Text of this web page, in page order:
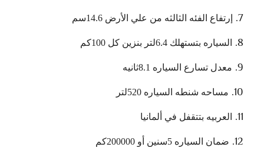
إرتفاع الفئه الثالثه من علي الأرض 14.6سم
السياره بتستهلك 6.4لتر بنزين كل 100كم
معدل تسارع السياره 8.1ثانيه
مساحه شنطه السياره 520لتر
العربيه بتتقفل في ألمانيا
ضمان السياره 5سنين أو 200000كم